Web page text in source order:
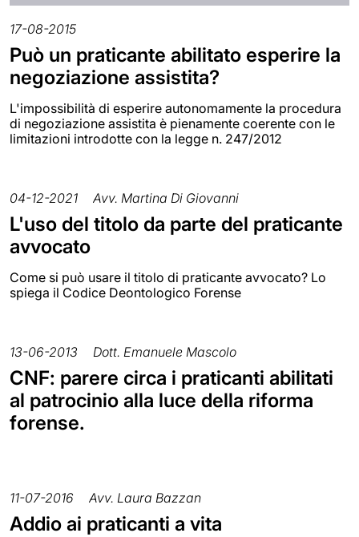
17-08-2015
Può un praticante abilitato esperire la
negoziazione assistita?
L'impossibilità di esperire autonomamente la procedura
di negoziazione assistita è pienamente coerente con le
limitazioni introdotte con la legge n. 247/2012
04-12-2021 Avv. Martina Di Giovanni
L'uso del titolo da parte del praticante
avvocato
Come si può usare il titolo di praticante avvocato? Lo
spiega il Codice Deontologico Forense
13-06-2013 Dott. Emanuele Mascolo
CNF: parere circa i praticanti abilitati
al patrocinio alla luce della riforma
forense.
11-07-2016 Avv. Laura Bazzan
Addio ai praticanti a vita